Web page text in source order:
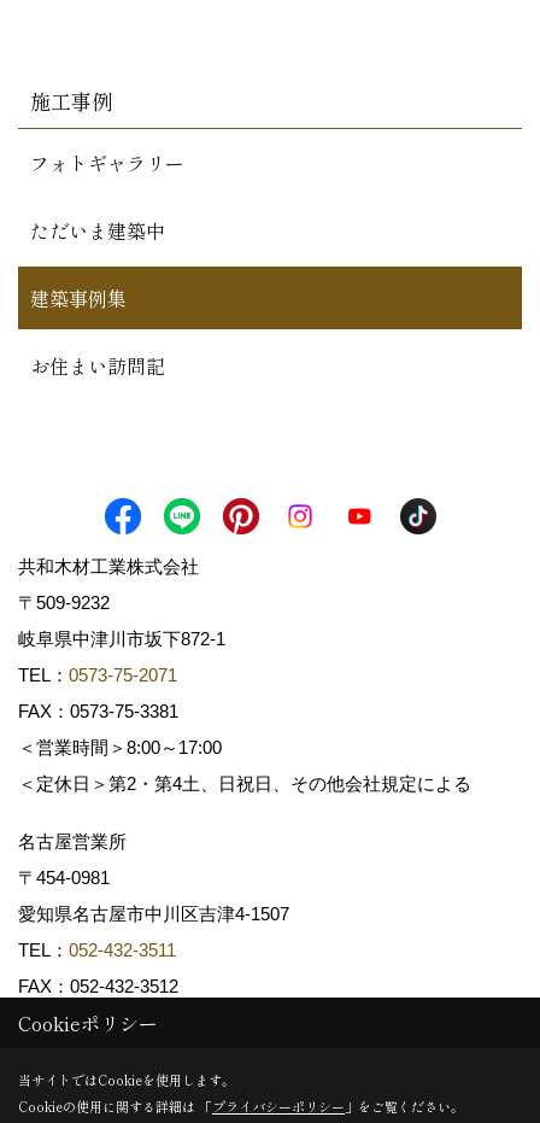
施工事例
フォトギャラリー
ただいま建築中
建築事例集
お住まい訪問記
共和木材工業株式会社
〒509-9232
岐阜県中津川市坂下872‐1
TEL： 0573-75-2071
FAX：0573-75-3381
＜営業時間＞8:00～17:00
＜定休日＞第2・第4土、日祝日、その他会社規定による
名古屋営業所
〒454-0981
愛知県名古屋市中川区吉津4-1507
TEL： 052-432-3511
FAX：052-432-3512
Copyright (c) 共和木材工業株式会社. All Rights Reserved.
Produced byゴデスクリエイト
Cookieポリシー
当サイトではCookieを使用します。
Cookieの使用に関する詳細は 「プライバシーポリシー 」をご覧ください。